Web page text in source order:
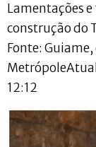
Lamentações
construção do
Fonte:
12:12